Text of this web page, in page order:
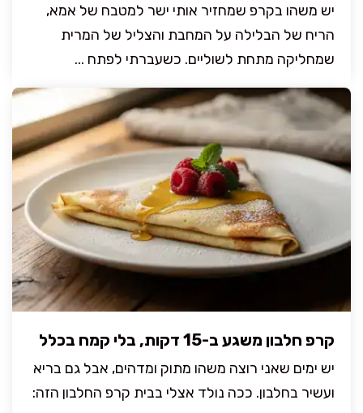
יש משהו בקרפ שמחזיר אותי ישר למטבח של אמא,
הריח של הבלילה על המחבת והצליל של המרית
שמחליקה מתחת לשוליים. כשעברתי לפתח ...
קרפ חלבון משגע ב-15 דקות, בלי קמח בכלל
יש ימים שאני רוצה משהו מתוק ומדהים, אבל גם בריא
ועשיר בחלבון. ככה נולד אצלי בבית קרפ החלבון הזה: